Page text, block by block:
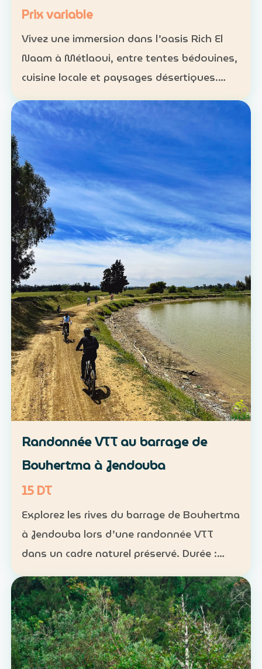
Prix variable
Vivez une immersion dans l’oasis Rich El
Naam à Métlaoui, entre tentes bédouines,
cuisine locale et paysages désertiques.
Hébergement : tentes traditionnelles ou
formules sur mesure Activités : camping,
randonnées, gas…
Randonnée VTT au barrage de
Bouhertma à Jendouba
15 DT
Explorez les rives du barrage de Bouhertma
à Jendouba lors d’une randonnée VTT
dans un cadre naturel préservé. Durée :
environ 1 h à 1 h 30 Niveau : intermédiaire
Groupe : de 5 à 16 participants Tarif : 15 DT
par perso…